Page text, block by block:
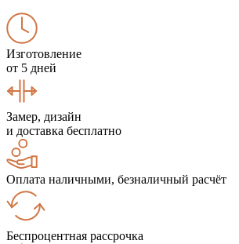
Изготовление
от 5 дней
Замер, дизайн
и доставка бесплатно
Оплата наличными, безналичный расчёт
Беспроцентная рассрочка